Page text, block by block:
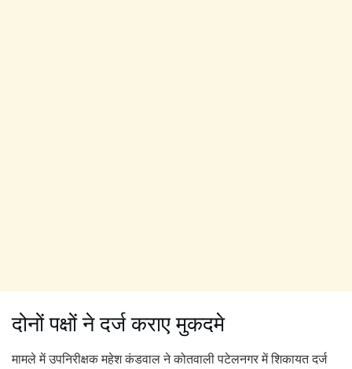
दोनों पक्षों ने दर्ज कराए मुकदमे
मामले में उपनिरीक्षक महेश कंडवाल ने कोतवाली पटेलनगर में शिकायत दर्ज